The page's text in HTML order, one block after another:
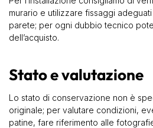
murario e utilizzare fissaggi
parete; per ogni dubbio tecnico
dell’acquisto.
Stato e valutazione
Lo stato di conservazione non è
originale; per valutare condizioni,
patine, fare riferimento alle